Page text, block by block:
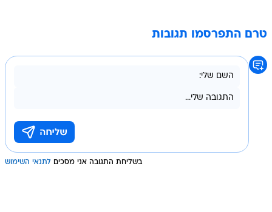
טרם התפרסמו תגובות
בשליחת התגובה אני מסכים לתנאי השימוש